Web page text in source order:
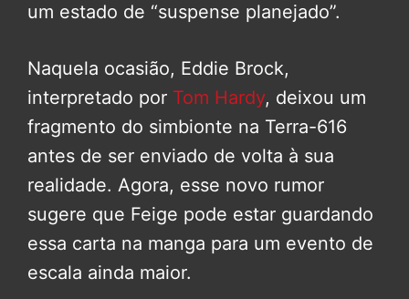
um estado de “suspense planejado”.
Naquela ocasião, Eddie Brock,
interpretado por Tom Hardy, deixou um
fragmento do simbionte na Terra-616
antes de ser enviado de volta à sua
realidade. Agora, esse novo rumor
sugere que Feige pode estar guardando
essa carta na manga para um evento de
escala ainda maior.